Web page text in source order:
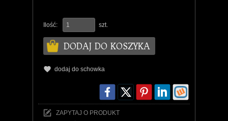
Ilość: szt.
DODAJ DO KOSZYKA
dodaj do schowka
ZAPYTAJ O PRODUKT